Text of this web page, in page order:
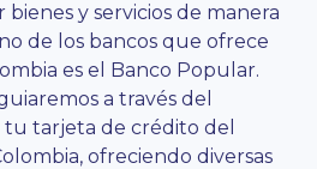
y servicios de manera
de los bancos que ofrece
es el Banco Popular.
a través del
tarjeta de crédito del
ofreciendo diversas